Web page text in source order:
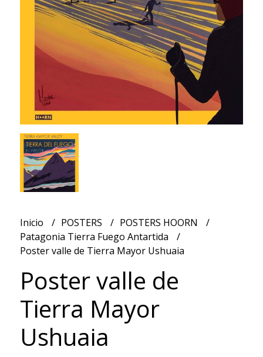
Inicio POSTERS
POSTERS HOORN
Patagonia Tierra Fuego Antartida
Poster valle de Tierra Mayor Ushuaia
Poster valle de
Tierra Mayor
Ushuaia